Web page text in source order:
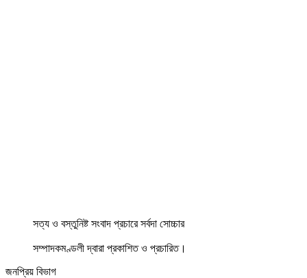
সত্য ও বস্তুনিষ্ট সংবাদ প্রচারে সর্বদা সোচ্চার
সম্পাদকমণ্ডলী দ্বারা প্রকাশিত ও প্রচারিত।
জনপ্রিয় বিভাগ